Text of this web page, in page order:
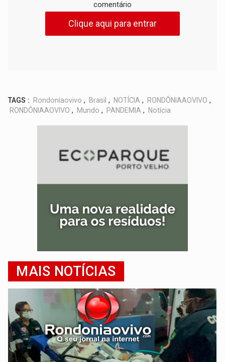
comentário
Clique aqui para entrar
TAGS : Rondoniaovivo , Brasil , NOTÍCIA , RONDÔNIAAOVIVO ,
RONDÔNIAAOVIVO , Mundo , PANDEMIA , Notícia
MAIS NOTÍCIAS